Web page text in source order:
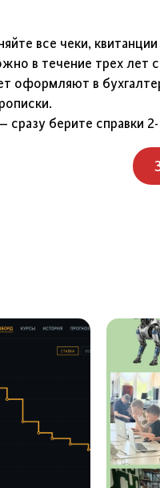
все чеки,
в течение трех лет
оформляют в
сразу берите